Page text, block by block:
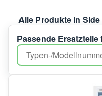
Alle Produkte in
Passende